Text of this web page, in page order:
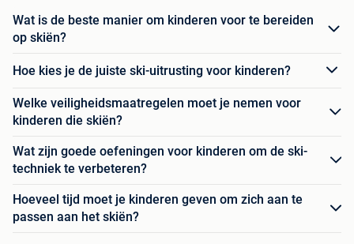
Wat is de beste manier om kinderen voor te bereiden
op skiën?
Hoe kies je de juiste ski-uitrusting voor kinderen?
Welke veiligheidsmaatregelen moet je nemen voor
kinderen die skiën?
Wat zijn goede oefeningen voor kinderen om de ski-
techniek te verbeteren?
Hoeveel tijd moet je kinderen geven om zich aan te
passen aan het skiën?